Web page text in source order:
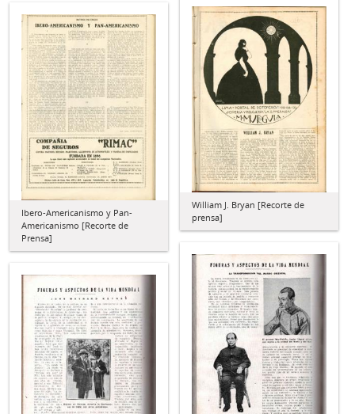
William J. Bryan [Recorte de
prensa]
Ibero-Americanismo y Pan-
Americanismo [Recorte de
Prensa]